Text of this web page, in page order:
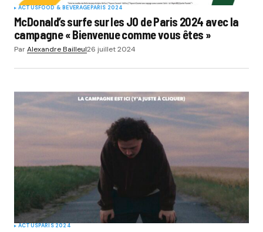
ACTUSFOOD & BEVERAGEPARIS 2024
McDonald’s surfe sur les JO de Paris 2024 avec la
campagne « Bienvenue comme vous êtes »
ParAlexandre Bailleul26 juillet 2024
ACTUSPARIS 2024